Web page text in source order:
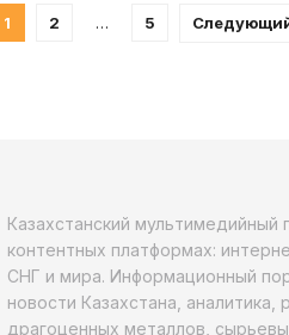
1 2 … 5
Казахстанский
контентных платформах:
СНГ и мира. Информационный
новости Казахстана,
драгоценных металлов,